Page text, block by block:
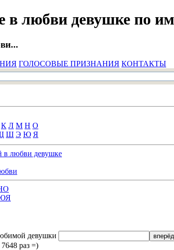
в любви девушке по
ГОЛОСОВЫЕ ПРИЗНАНИЯ КОНТАКТЫ
К Л М Н О
Ш Э Ю Я
в любви девушке
О
Я
девушки
раз =)